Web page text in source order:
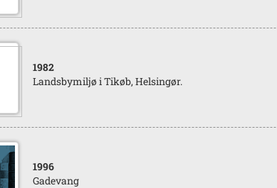
1982
Landsbymiljø i Tikøb, Helsingør.
1996
Gadevang